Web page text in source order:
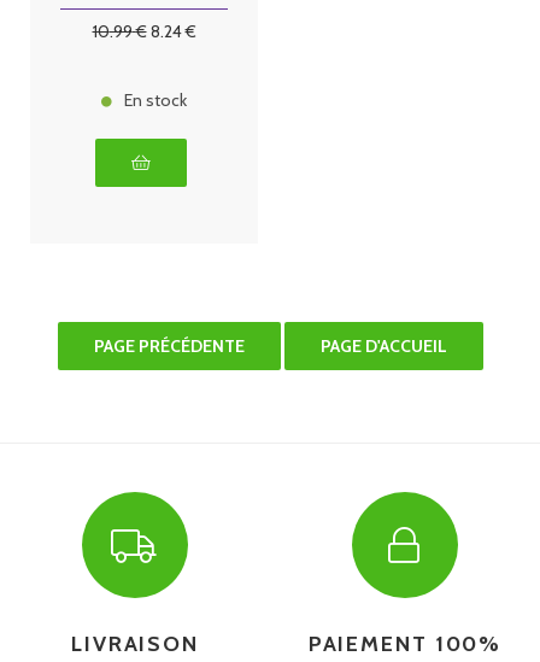
10.99€8.24€
En stock
LIVRAISON
PAIEMENT 100%